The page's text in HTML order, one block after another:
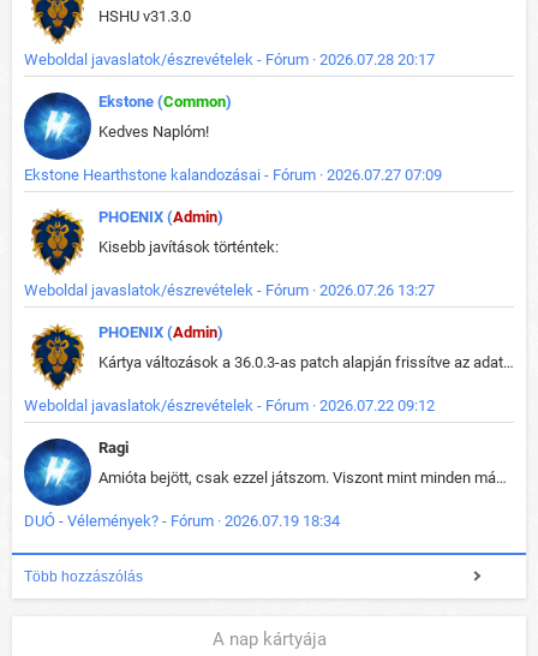
HSHU v31.3.0
Weboldal javaslatok/észrevételek - Fórum · 2026.07.28 20:17
Ekstone (Common)
Kedves Naplóm!
Ekstone Hearthstone kalandozásai - Fórum · 2026.07.27 07:09
PHOENIX (Admin)
Kisebb javítások történtek:
Weboldal javaslatok/észrevételek - Fórum · 2026.07.26 13:27
PHOENIX (Admin)
Kártya változások a 36.0.3-as patch alapján frissítve az adatbázisban (képek is cserélve).
Weboldal javaslatok/észrevételek - Fórum · 2026.07.22 09:12
Ragi
Amióta bejött, csak ezzel játszom. Viszont mint minden más - akár az alapjáték is, ez is baromira összetett lett. Néha már pár kör után is esélytelen az egész. Vagy irreállisan túltápol valaki, vagy lelép a partner, vagy csak hülye mint a segg. És amikor eljönne az én időm, na akkor jön el mindenki másé is. Engem jobban érdekelne, hogy ki milyen ratingen szokott játszani. Na ez lenne egy érdekes adat.
DUÓ - Vélemények? - Fórum · 2026.07.19 18:34
Több hozzászólás
A nap kártyája